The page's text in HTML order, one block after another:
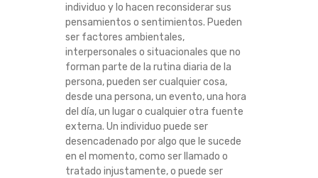
individuo y lo hacen reconsiderar sus
pensamientos o sentimientos. Pueden
ser factores ambientales,
interpersonales o situacionales que no
forman parte de la rutina diaria de la
persona, pueden ser cualquier cosa,
desde una persona, un evento, una hora
del día, un lugar o cualquier otra fuente
externa. Un individuo puede ser
desencadenado por algo que le sucede
en el momento, como ser llamado o
tratado injustamente, o puede ser